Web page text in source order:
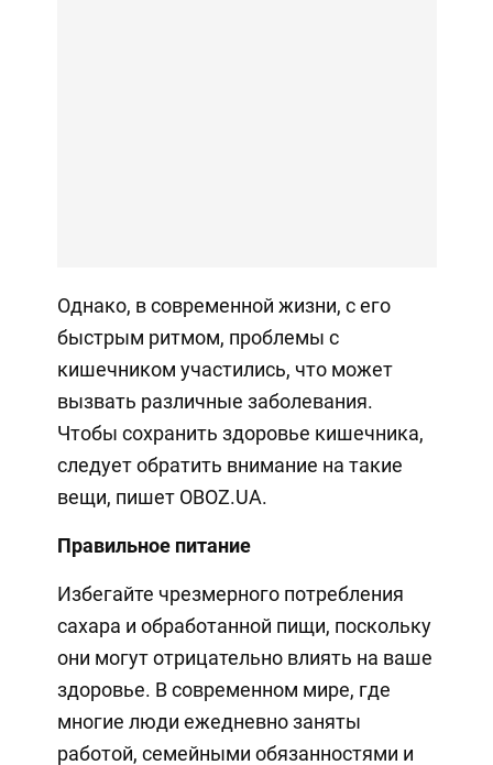
Однако, в современной жизни, с его
быстрым ритмом, проблемы с
кишечником участились, что может
вызвать различные заболевания.
Чтобы сохранить здоровье кишечника,
следует обратить внимание на такие
вещи, пишет OBOZ.UA.
Правильное питание
Избегайте чрезмерного потребления
сахара и обработанной пищи, поскольку
они могут отрицательно влиять на ваше
здоровье. В современном мире, где
многие люди ежедневно заняты
работой, семейными обязанностями и